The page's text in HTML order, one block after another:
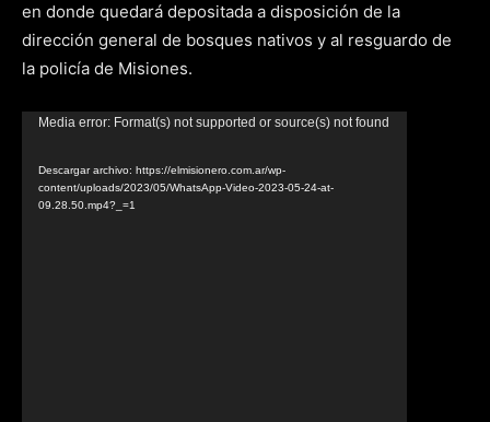
en donde quedará depositada a disposición de la
dirección general de bosques nativos y al resguardo de
la policía de Misiones.
Reproductor
video
Media error: Format(s) not supported or source(s) not found
Descargar archivo: https://elmisionero.com.ar/wp-
content/uploads/2023/05/WhatsApp-Video-2023-05-24-at-
09.28.50.mp4?_=1